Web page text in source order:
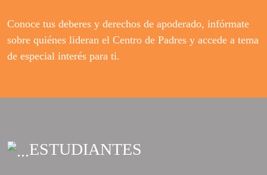
Conoce tus deberes y derechos de apoderado, infórmate
sobre quiénes lideran el Centro de Padres y accede a tema
de especial interés para ti.
ESTUDIANTES